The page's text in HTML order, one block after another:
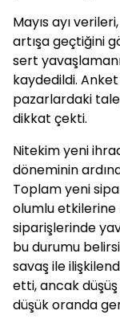
Mayıs ayı
artışa geçtiğini
sert
kaydedildi. Anket
pazarlardaki
dikkat çekti.
Nitekim yeni
döneminin
Toplam yeni
olumlu etkilerine
siparişlerinde
bu durumu
savaş ile
etti, ancak düşüş
düşük oranda